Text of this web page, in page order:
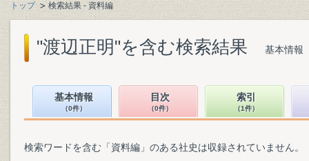
トップ 検索結果 - 資料編
"渡辺正明"を含む検索結果 基本情報
基本情報
（0件）
目次
（0件）
索引
（1件）
検索ワードを含む「資料編」のある社史は収録されていません。